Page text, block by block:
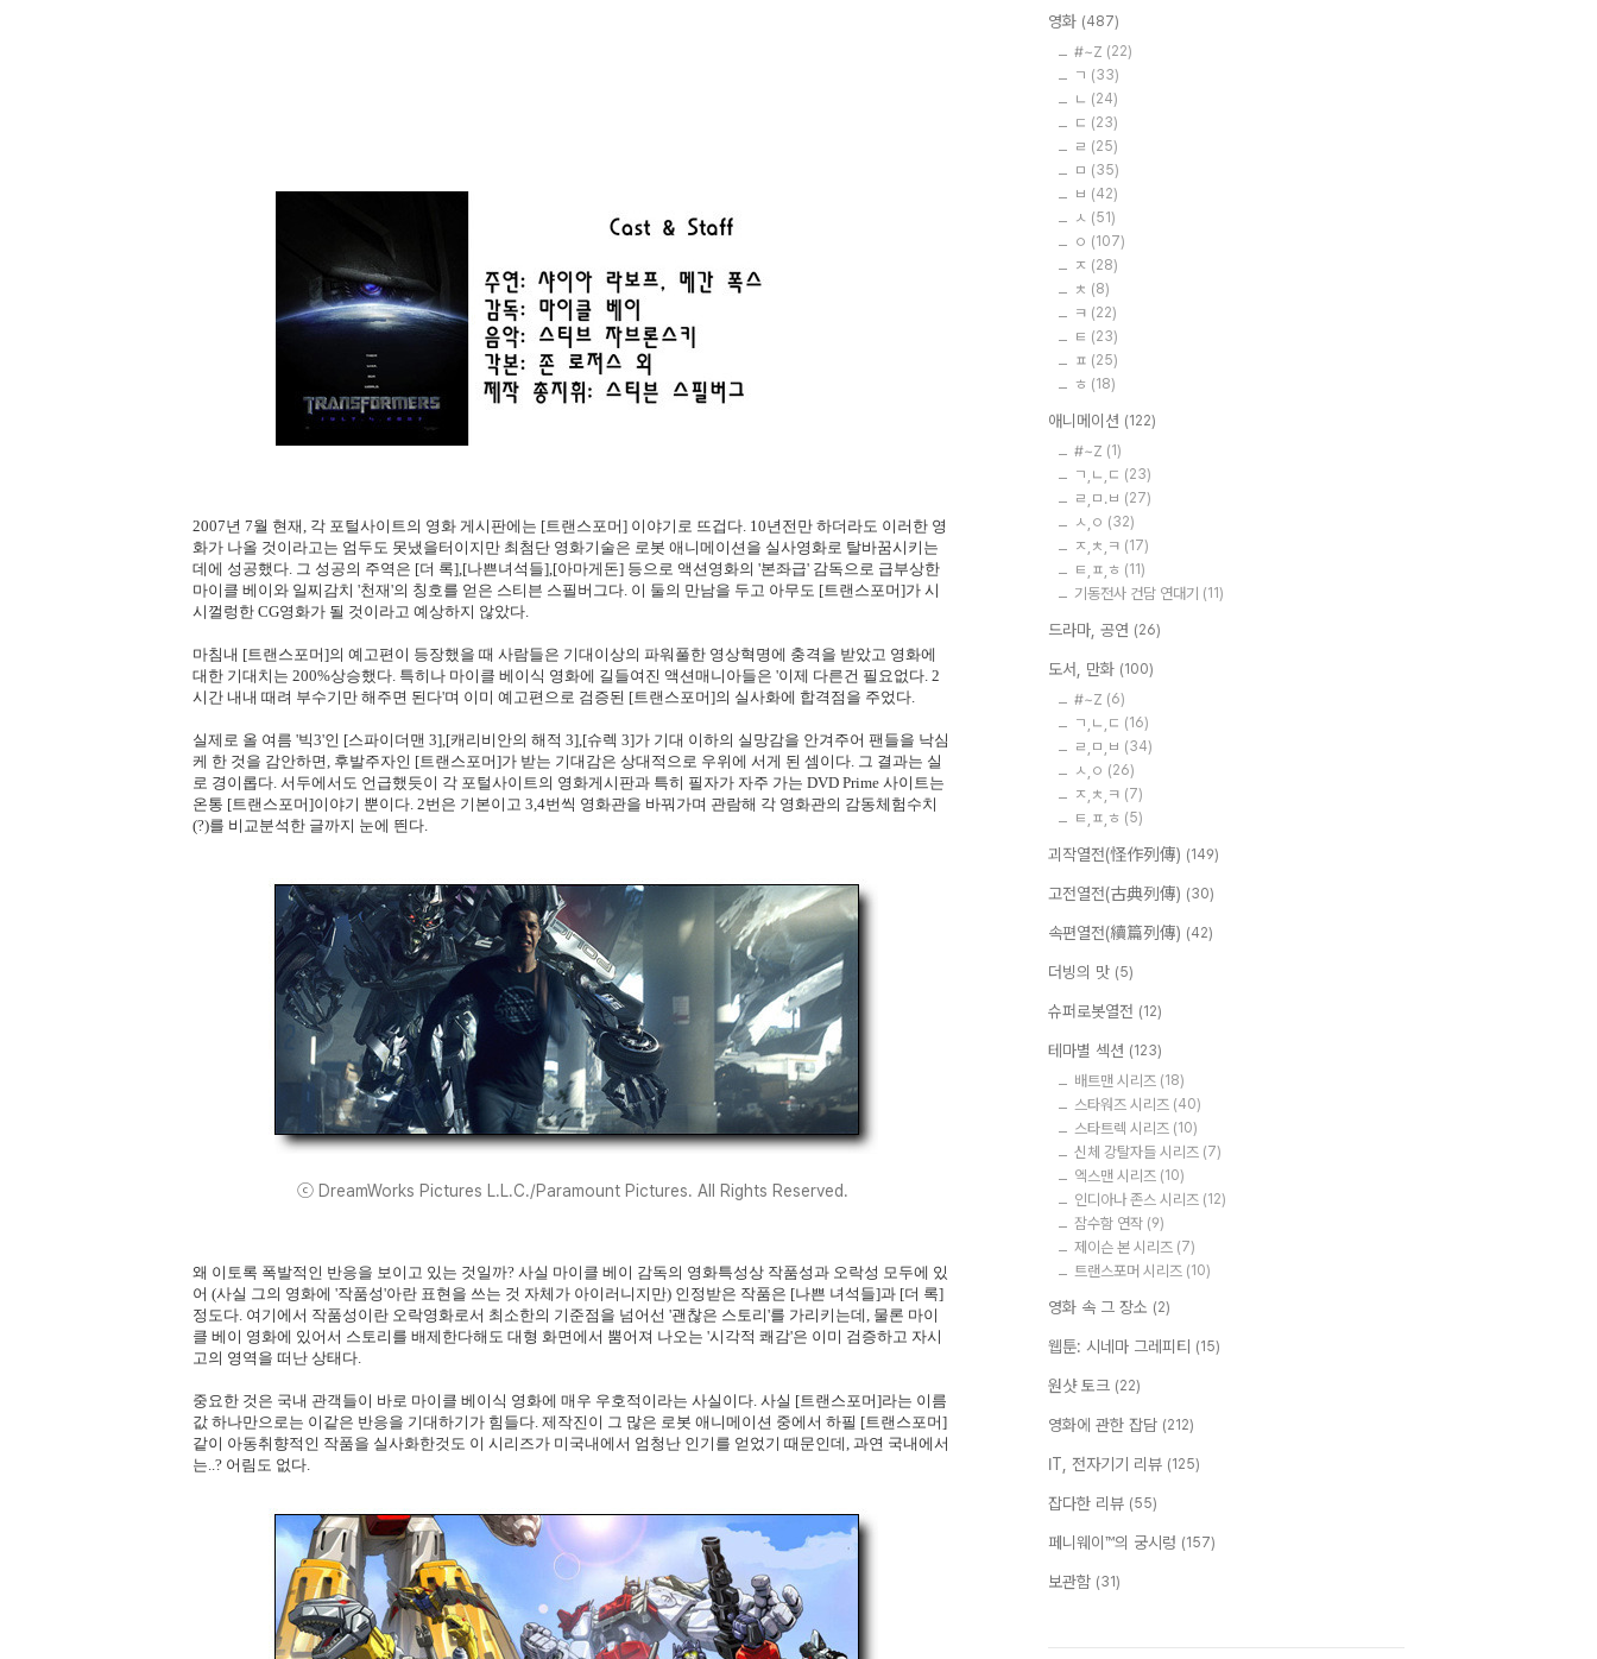
2007년 7월 현재, 각 포털사이트의 영화 게시판에는 [트랜스포머] 이야기로 뜨겁다. 10년전만 하더라도 이러한 영
화가 나올 것이라고는 엄두도 못냈을터이지만 최첨단 영화기술은 로봇 애니메이션을 실사영화로 탈바꿈시키는
데에 성공했다. 그 성공의 주역은 [더 록],[나쁜녀석들],[아마게돈] 등으로 액션영화의 '본좌급' 감독으로 급부상한
마이클 베이와 일찌감치 '천재'의 칭호를 얻은 스티븐 스필버그다. 이 둘의 만남을 두고 아무도 [트랜스포머]가 시
시껄렁한 CG영화가 될 것이라고 예상하지 않았다.
마침내 [트랜스포머]의 예고편이 등장했을 때 사람들은 기대이상의 파워풀한 영상혁명에 충격을 받았고 영화에
대한 기대치는 200%상승했다. 특히나 마이클 베이식 영화에 길들여진 액션매니아들은 '이제 다른건 필요없다. 2
시간 내내 때려 부수기만 해주면 된다'며 이미 예고편으로 검증된 [트랜스포머]의 실사화에 합격점을 주었다.
실제로 올 여름 '빅3'인 [스파이더맨 3],[캐리비안의 해적 3],[슈렉 3]가 기대 이하의 실망감을 안겨주어 팬들을 낙심
케 한 것을 감안하면, 후발주자인 [트랜스포머]가 받는 기대감은 상대적으로 우위에 서게 된 셈이다. 그 결과는 실
로 경이롭다. 서두에서도 언급했듯이 각 포털사이트의 영화게시판과 특히 필자가 자주 가는 DVD Prime 사이트는
온통 [트랜스포머]이야기 뿐이다. 2번은 기본이고 3,4번씩 영화관을 바꿔가며 관람해 각 영화관의 감동체험수치
(?)를 비교분석한 글까지 눈에 띈다.
ⓒ DreamWorks Pictures L.L.C./Paramount Pictures. All Rights Reserved.
왜 이토록 폭발적인 반응을 보이고 있는 것일까? 사실 마이클 베이 감독의 영화특성상 작품성과 오락성 모두에 있
어 (사실 그의 영화에 '작품성'아란 표현을 쓰는 것 자체가 아이러니지만) 인정받은 작품은 [나쁜 녀석들]과 [더 록]
정도다. 여기에서 작품성이란 오락영화로서 최소한의 기준점을 넘어선 '괜찮은 스토리'를 가리키는데, 물론 마이
클 베이 영화에 있어서 스토리를 배제한다해도 대형 화면에서 뿜어져 나오는 '시각적 쾌감'은 이미 검증하고 자시
고의 영역을 떠난 상태다.
중요한 것은 국내 관객들이 바로 마이클 베이식 영화에 매우 우호적이라는 사실이다. 사실 [트랜스포머]라는 이름
값 하나만으로는 이같은 반응을 기대하기가 힘들다. 제작진이 그 많은 로봇 애니메이션 중에서 하필 [트랜스포머]
같이 아동취향적인 작품을 실사화한것도 이 시리즈가 미국내에서 엄청난 인기를 얻었기 때문인데, 과연 국내에서
는..? 어림도 없다.
영화 (487)
#~Z (22)
ㄱ (33)
ㄴ (24)
ㄷ (23)
ㄹ (25)
ㅁ (35)
ㅂ (42)
ㅅ (51)
ㅇ (107)
ㅈ (28)
ㅊ (8)
ㅋ (22)
ㅌ (23)
ㅍ (25)
ㅎ (18)
애니메이션 (122)
#~Z (1)
ㄱ,ㄴ,ㄷ (23)
ㄹ,ㅁ.ㅂ (27)
ㅅ,ㅇ (32)
ㅈ,ㅊ,ㅋ (17)
ㅌ,ㅍ,ㅎ (11)
기동전사 건담 연대기 (11)
드라마, 공연 (26)
도서, 만화 (100)
#~Z (6)
ㄱ,ㄴ,ㄷ (16)
ㄹ,ㅁ,ㅂ (34)
ㅅ,ㅇ (26)
ㅈ,ㅊ,ㅋ (7)
ㅌ,ㅍ,ㅎ (5)
괴작열전(怪作列傳) (149)
고전열전(古典列傳) (30)
속편열전(續篇列傳) (42)
더빙의 맛 (5)
슈퍼로봇열전 (12)
테마별 섹션 (123)
배트맨 시리즈 (18)
스타워즈 시리즈 (40)
스타트렉 시리즈 (10)
신체 강탈자들 시리즈 (7)
엑스맨 시리즈 (10)
인디아나 존스 시리즈 (12)
잠수함 연작 (9)
제이슨 본 시리즈 (7)
트랜스포머 시리즈 (10)
영화 속 그 장소 (2)
웹툰: 시네마 그레피티 (15)
원샷 토크 (22)
영화에 관한 잡담 (212)
IT, 전자기기 리뷰 (125)
잡다한 리뷰 (55)
페니웨이™의 궁시렁 (157)
보관함 (31)